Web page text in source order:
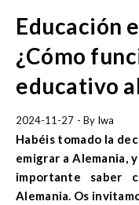
Educación
¿Cómo
educativo
2024-11-27 - By Iwa
Habéis tomado la
emigrar a Alemania,
importante saber
Alemania. Os